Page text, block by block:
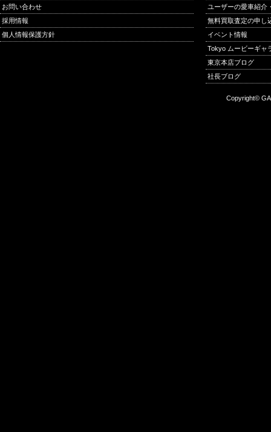
お問い合わせ
採用情報
個人情報保護方針
ユーザーの愛車紹介
無料買取査定の申し
イベント情報
Tokyo ムービーギャ
東京本店ブログ
社長ブログ
Copyright©